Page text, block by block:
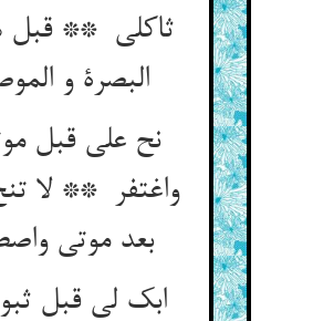
ثاکلی ** قبل
نح علی قبل
واغتفر ** لا
بعد موتی واصطبر
ابک لی قبل